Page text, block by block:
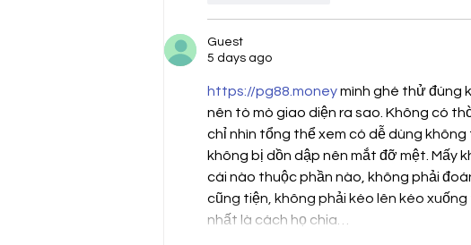
Guest
5 days ago
https://pg88.money mình ghé thử đúng
nên tò mò giao diện ra sao. Không có
chỉ nhìn tổng thể xem có dễ dùng
không bị dồn dập nên mắt đỡ mệt. Mấy
cái nào thuộc phần nào, không phải
cũng tiện, không phải kéo lên kéo
nhất là cách họ chia…